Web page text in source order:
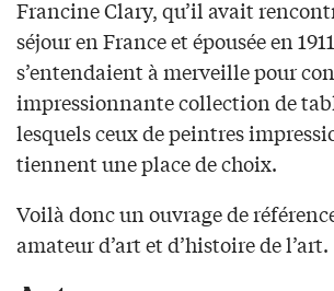
Francine Clary, qu’il avait
séjour en France et épousée en
s’entendaient à merveille pour
impressionnante collection de
lesquels ceux de peintres
tiennent une place de choix.
Voilà donc un ouvrage de
amateur d’art et d’histoire de l’art.